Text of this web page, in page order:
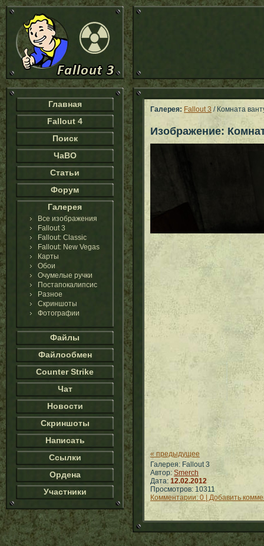
Главная
Fallout 4
Поиск
ЧаВО
Статьи
Форум
Галерея
Все изображения
Fallout 3
Fallout: Classic
Fallout: New Vegas
Карты
Обои
Очумелые ручки
Постапокалипсис
Разное
Скриншоты
Фотографии
Файлы
Файлообмен
Counter Strike
Чат
Новости
Скриншоты
Написать
Ссылки
Ордена
Участники
Галерея: Fallout 3 / Комната
Изображение:
« предыдущее
Галерея: Fallout 3
Автор: Smerch
Дата: 12.02.2012
Просмотров: 10311
Комментарии: 0 | Добавить